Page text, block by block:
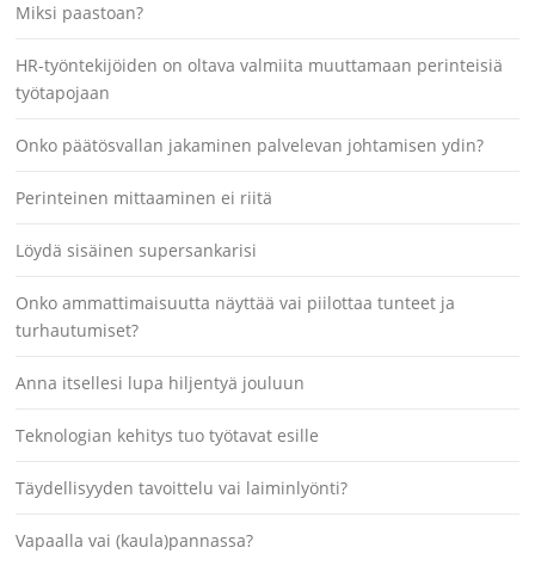
Miksi paastoan?
HR-työntekijöiden on oltava valmiita muuttamaan perinteisiä
työtapojaan
Onko päätösvallan jakaminen palvelevan johtamisen ydin?
Perinteinen mittaaminen ei riitä
Löydä sisäinen supersankarisi
Onko ammattimaisuutta näyttää vai piilottaa tunteet ja
turhautumiset?
Anna itsellesi lupa hiljentyä jouluun
Teknologian kehitys tuo työtavat esille
Täydellisyyden tavoittelu vai laiminlyönti?
Vapaalla vai (kaula)pannassa?